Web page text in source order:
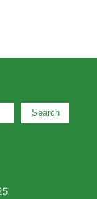
Search